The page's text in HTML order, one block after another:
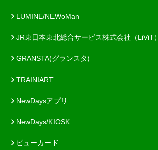
LUMINE/NEWoMan
JR東日本東北総合サービス株式会社（LiViT）
GRANSTA(グランスタ)
TRAINIART
NewDaysアプリ
NewDays/KIOSK
ビューカード